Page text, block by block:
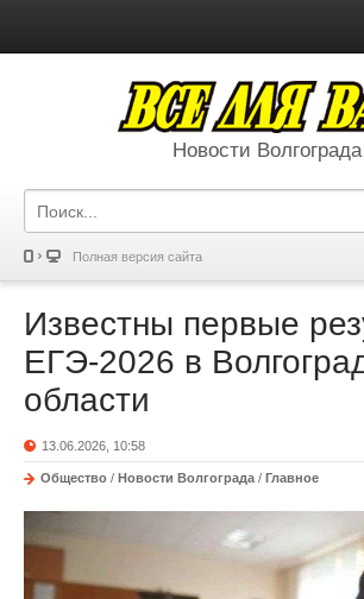
Новости Волгограда
Полная версия сайта
Известны первые
ЕГЭ-2026 в
области
13.06.2026, 10:58
Общество / Новости Волгограда / Главное